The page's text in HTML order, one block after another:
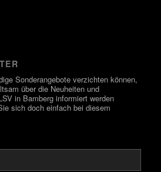
Sonderangebote verzichten können,
über die Neuheiten und
in Bamberg informiert werden
sich doch einfach bei diesem